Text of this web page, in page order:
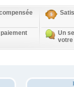
Un
votre